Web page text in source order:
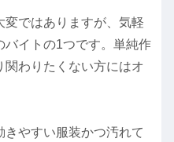
ではありますが、気軽
バイトの1つです。単純作
わりたくない方にはオ
やすい服装かつ汚れて